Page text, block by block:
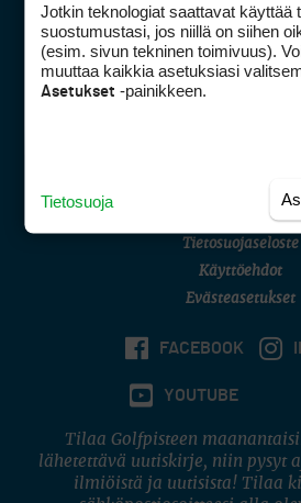
Golfpisteen
DSA
Asiakaspalvelu
(digi)
Tietosuojaseloste
Käyttöehdot
Evästeasetukset
FACEBOOK
YOUTUBE
Tilaa Golfpisteen
lähetettävä uutiskirje, niin pysyt
ilmiöistä ja uutisista! Tilaa
Jotkin teknologiat saattavat käyttää
suostumustasi, jos niillä on siihen
(esim. sivun tekninen toimivuus).
muuttaa kaikkia asetuksiasi
Asetukset -painikkeen.
Tietosuoja